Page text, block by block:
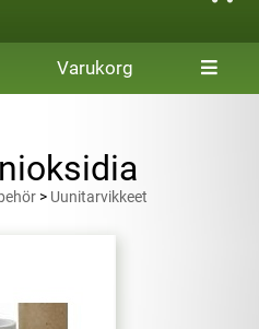
Varukorg
> Uunitarvikkeet